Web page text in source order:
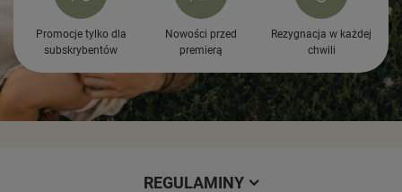
Promocje tylko dla
subskrybentów
Nowości przed
premierą
Rezygnacja w każdej
chwili
REGULAMINY